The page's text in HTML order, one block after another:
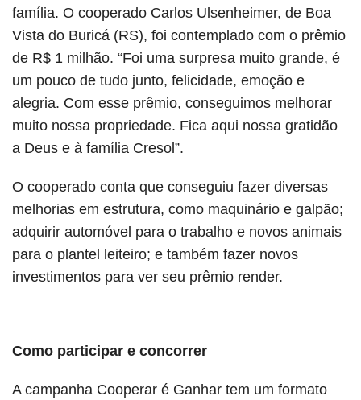
família. O cooperado Carlos Ulsenheimer, de Boa
Vista do Buricá (RS), foi contemplado com o prêmio
de R$ 1 milhão. “Foi uma surpresa muito grande, é
um pouco de tudo junto, felicidade, emoção e
alegria. Com esse prêmio, conseguimos melhorar
muito nossa propriedade. Fica aqui nossa gratidão
a Deus e à família Cresol”.
O cooperado conta que conseguiu fazer diversas
melhorias em estrutura, como maquinário e galpão;
adquirir automóvel para o trabalho e novos animais
para o plantel leiteiro; e também fazer novos
investimentos para ver seu prêmio render.
Como participar e concorrer
A campanha Cooperar é Ganhar tem um formato